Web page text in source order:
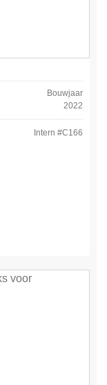
Bouwjaar
2022
Intern #C166